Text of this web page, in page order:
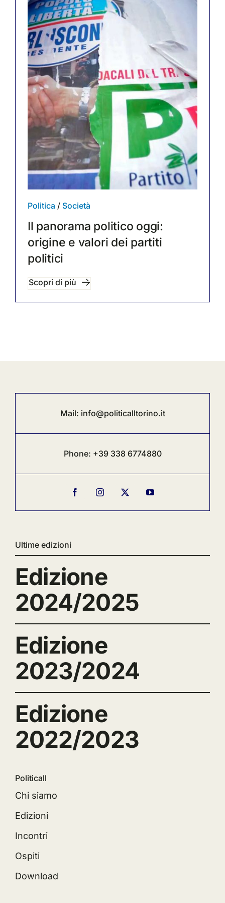
Politica / Società
Il panorama politico oggi:
origine e valori dei partiti
politici
Scopri di più
Mail: info@politicalltorino.it
Phone: +39 338 6774880
Ultime edizioni
Edizione
2024/2025
Edizione
2023/2024
Edizione
2022/2023
Politicall
Chi siamo
Edizioni
Incontri
Ospiti
Download